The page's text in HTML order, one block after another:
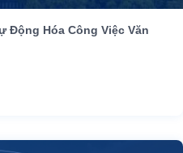
Động Hóa Công Việc Văn